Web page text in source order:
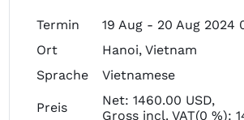
Termin
19 Aug - 20 Aug 2024
Ort
Hanoi, Vietnam
Sprache
Vietnamese
Preis
Net: 1460.00 USD,
Gross incl. VAT(0 %):